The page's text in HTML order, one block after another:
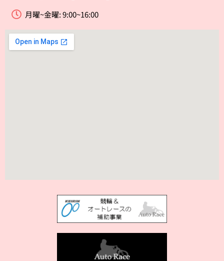
月曜~金曜: 9:00~16:00